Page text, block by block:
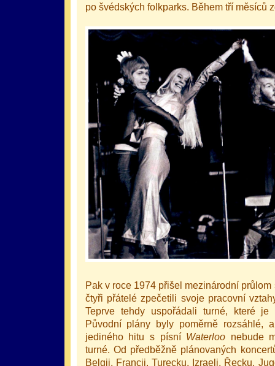
po švédských folkparks. Během tří měsíců
Pak v roce 1974 přišel mezinárodní
čtyři přátelé zpečetili svoje pracovní
Teprve tehdy uspořádali turné, které
Původní plány byly poměrně rozsáhlé,
jediného hitu s písní Waterloo nebude
turné. Od předběžně plánovaných
Belgii, Francii, Turecku, Izraeli, Řecku,